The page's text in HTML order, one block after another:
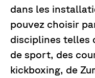
dans les
pouvez choisir
disciplines telles
de sport, des
kickboxing, de